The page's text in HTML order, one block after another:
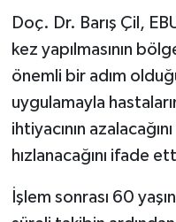
Doç. Dr. Barış Çil,
kez yapılmasının
önemli bir adım
uygulamayla
ihtiyacının
hızlanacağını ifade
İşlem sonrası 60